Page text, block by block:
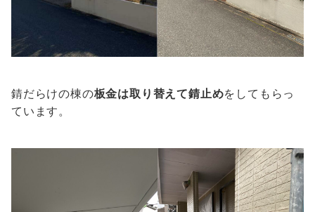
錆だらけの棟の板金は取り替えて錆止めをしてもらっ
ています。